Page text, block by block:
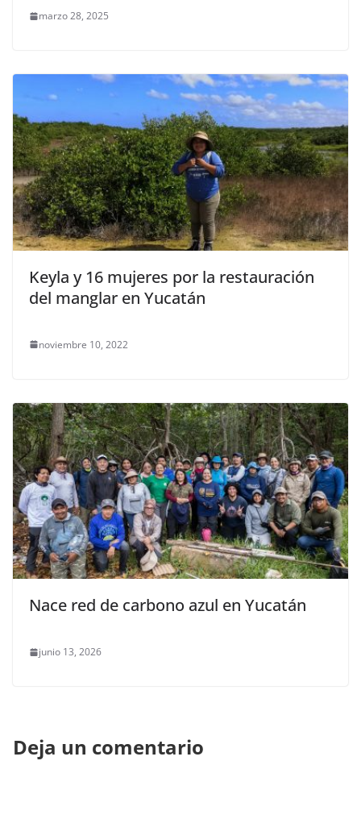
marzo 28, 2025
Keyla y 16 mujeres por la restauración
del manglar en Yucatán
noviembre 10, 2022
Nace red de carbono azul en Yucatán
junio 13, 2026
Deja un comentario